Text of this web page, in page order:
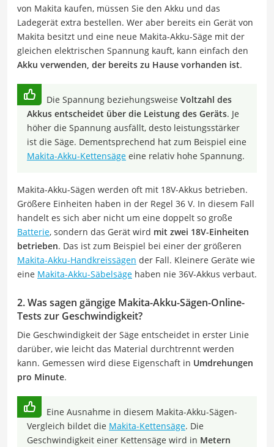
von Makita kaufen, müssen Sie den Akku und das
Ladegerät extra bestellen. Wer aber bereits ein Gerät von
Makita besitzt und eine neue Makita-Akku-Säge mit der
gleichen elektrischen Spannung kauft, kann einfach den
Akku verwenden, der bereits zu Hause vorhanden ist.
Die Spannung beziehungsweise Voltzahl des
Akkus entscheidet über die Leistung des Geräts. Je
höher die Spannung ausfällt, desto leistungsstärker
ist die Säge. Dementsprechend hat zum Beispiel eine
Makita-Akku-Kettensäge eine relativ hohe Spannung.
Makita-Akku-Sägen werden oft mit 18V-Akkus betrieben.
Größere Einheiten haben in der Regel 36 V. In diesem Fall
handelt es sich aber nicht um eine doppelt so große
Batterie, sondern das Gerät wird mit zwei 18V-Einheiten
betrieben. Das ist zum Beispiel bei einer der größeren
Makita-Akku-Handkreissägen der Fall. Kleinere Geräte wie
eine Makita-Akku-Säbelsäge haben nie 36V-Akkus verbaut.
2. Was sagen gängige Makita-Akku-Sägen-Online-
Tests zur Geschwindigkeit?
Die Geschwindigkeit der Säge entscheidet in erster Linie
darüber, wie leicht das Material durchtrennt werden
kann. Gemessen wird diese Eigenschaft in Umdrehungen
pro Minute.
Eine Ausnahme in diesem Makita-Akku-Sägen-
Vergleich bildet die Makita-Kettensäge. Die
Geschwindigkeit einer Kettensäge wird in Metern